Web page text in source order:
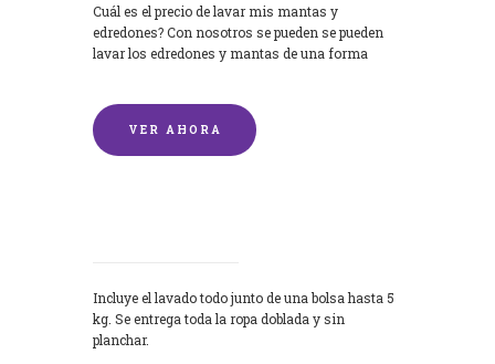
Cuál es el precio de lavar mis mantas y
edredones? Con nosotros se pueden se pueden
lavar los edredones y mantas de una forma
VER AHORA
Incluye el lavado todo junto de una bolsa hasta 5
kg. Se entrega toda la ropa doblada y sin
planchar.